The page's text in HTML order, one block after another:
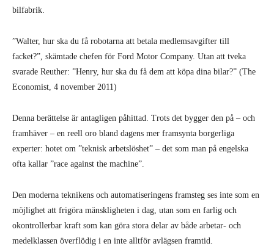
bilfabrik.
”Walter, hur ska du få robotarna att betala medlemsavgifter till
facket?”, skämtade chefen för Ford Motor Company. Utan att tveka
svarade Reuther: ”Henry, hur ska du få dem att köpa dina bilar?” (The
Economist, 4 november 2011)
Denna berättelse är antagligen påhittad. Trots det bygger den på – och
framhäver – en reell oro bland dagens mer framsynta borgerliga
experter: hotet om ”teknisk arbetslöshet” – det som man på engelska
ofta kallar ”race against the machine”.
Den moderna teknikens och automatiseringens framsteg ses inte som en
möjlighet att frigöra mänskligheten i dag, utan som en farlig och
okontrollerbar kraft som kan göra stora delar av både arbetar- och
medelklassen överflödig i en inte alltför avlägsen framtid.